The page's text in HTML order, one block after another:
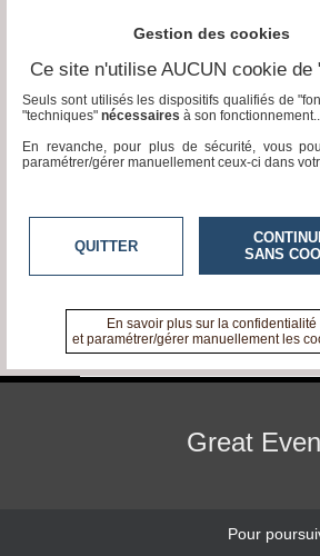
| Emission | Salon de
ARCHI-LIVE est une émission dédiée
l'occasion, des exposants
Toutes les vidéos
Aucun commentaire pour l'instant
Great
Pour
Gestion des cookies
Ce site n'utilise AUCUN cookie de
Seuls sont utilisés les dispositifs qualifiés de
"techniques" nécessaires à son fonctionnement..
En revanche, pour plus de sécurité, vous
paramétrer/gérer manuellement ceux-ci dans
QUITTER
SANS
En savoir plus sur la confidentialité
et paramétrer/gérer manuellement les